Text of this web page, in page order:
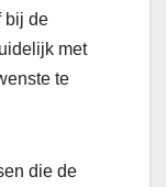
bij de
met
te
die de